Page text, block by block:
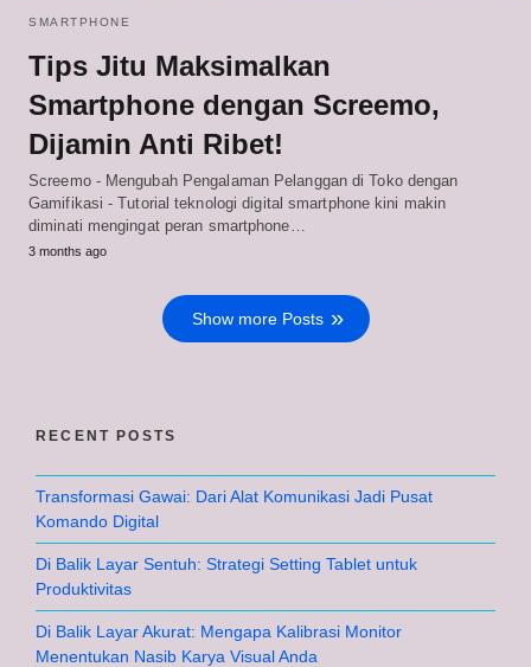
SMARTPHONE
Tips Jitu Maksimalkan
Smartphone dengan Screemo,
Dijamin Anti Ribet!
Screemo - Mengubah Pengalaman Pelanggan di Toko dengan
Gamifikasi - Tutorial teknologi digital smartphone kini makin
diminati mengingat peran smartphone…
3 months ago
Show more Posts
RECENT POSTS
Transformasi Gawai: Dari Alat Komunikasi Jadi Pusat
Komando Digital
Di Balik Layar Sentuh: Strategi Setting Tablet untuk
Produktivitas
Di Balik Layar Akurat: Mengapa Kalibrasi Monitor
Menentukan Nasib Karya Visual Anda